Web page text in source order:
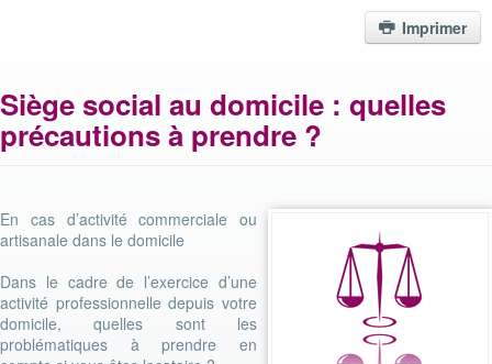
Imprimer
Siège social au domicile : quelles
précautions à prendre ?
En cas d’activité commerciale ou
artisanale dans le domicile
Dans le cadre de l’exercice d’une
activité professionnelle depuis votre
domicile, quelles sont les
problématiques à prendre en